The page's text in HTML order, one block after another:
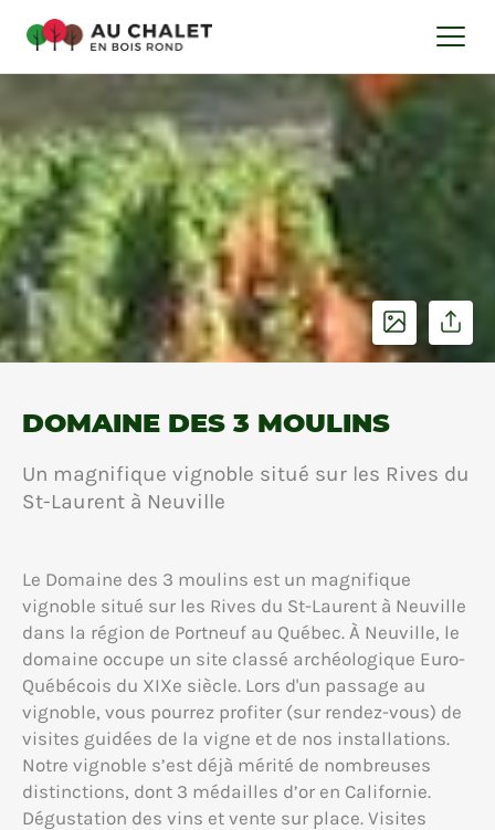
DOMAINE DES 3 MOULINS
Un magnifique vignoble situé sur les Rives du
St-Laurent à Neuville
Le Domaine des 3 moulins est un magnifique
vignoble situé sur les Rives du St-Laurent à Neuville
dans la région de Portneuf au Québec. À Neuville, le
domaine occupe un site classé archéologique Euro-
Québécois du XIXe siècle. Lors d'un passage au
vignoble, vous pourrez profiter (sur rendez-vous) de
visites guidées de la vigne et de nos installations.
Notre vignoble s’est déjà mérité de nombreuses
distinctions, dont 3 médailles d’or en Californie.
Dégustation des vins et vente sur place. Visites